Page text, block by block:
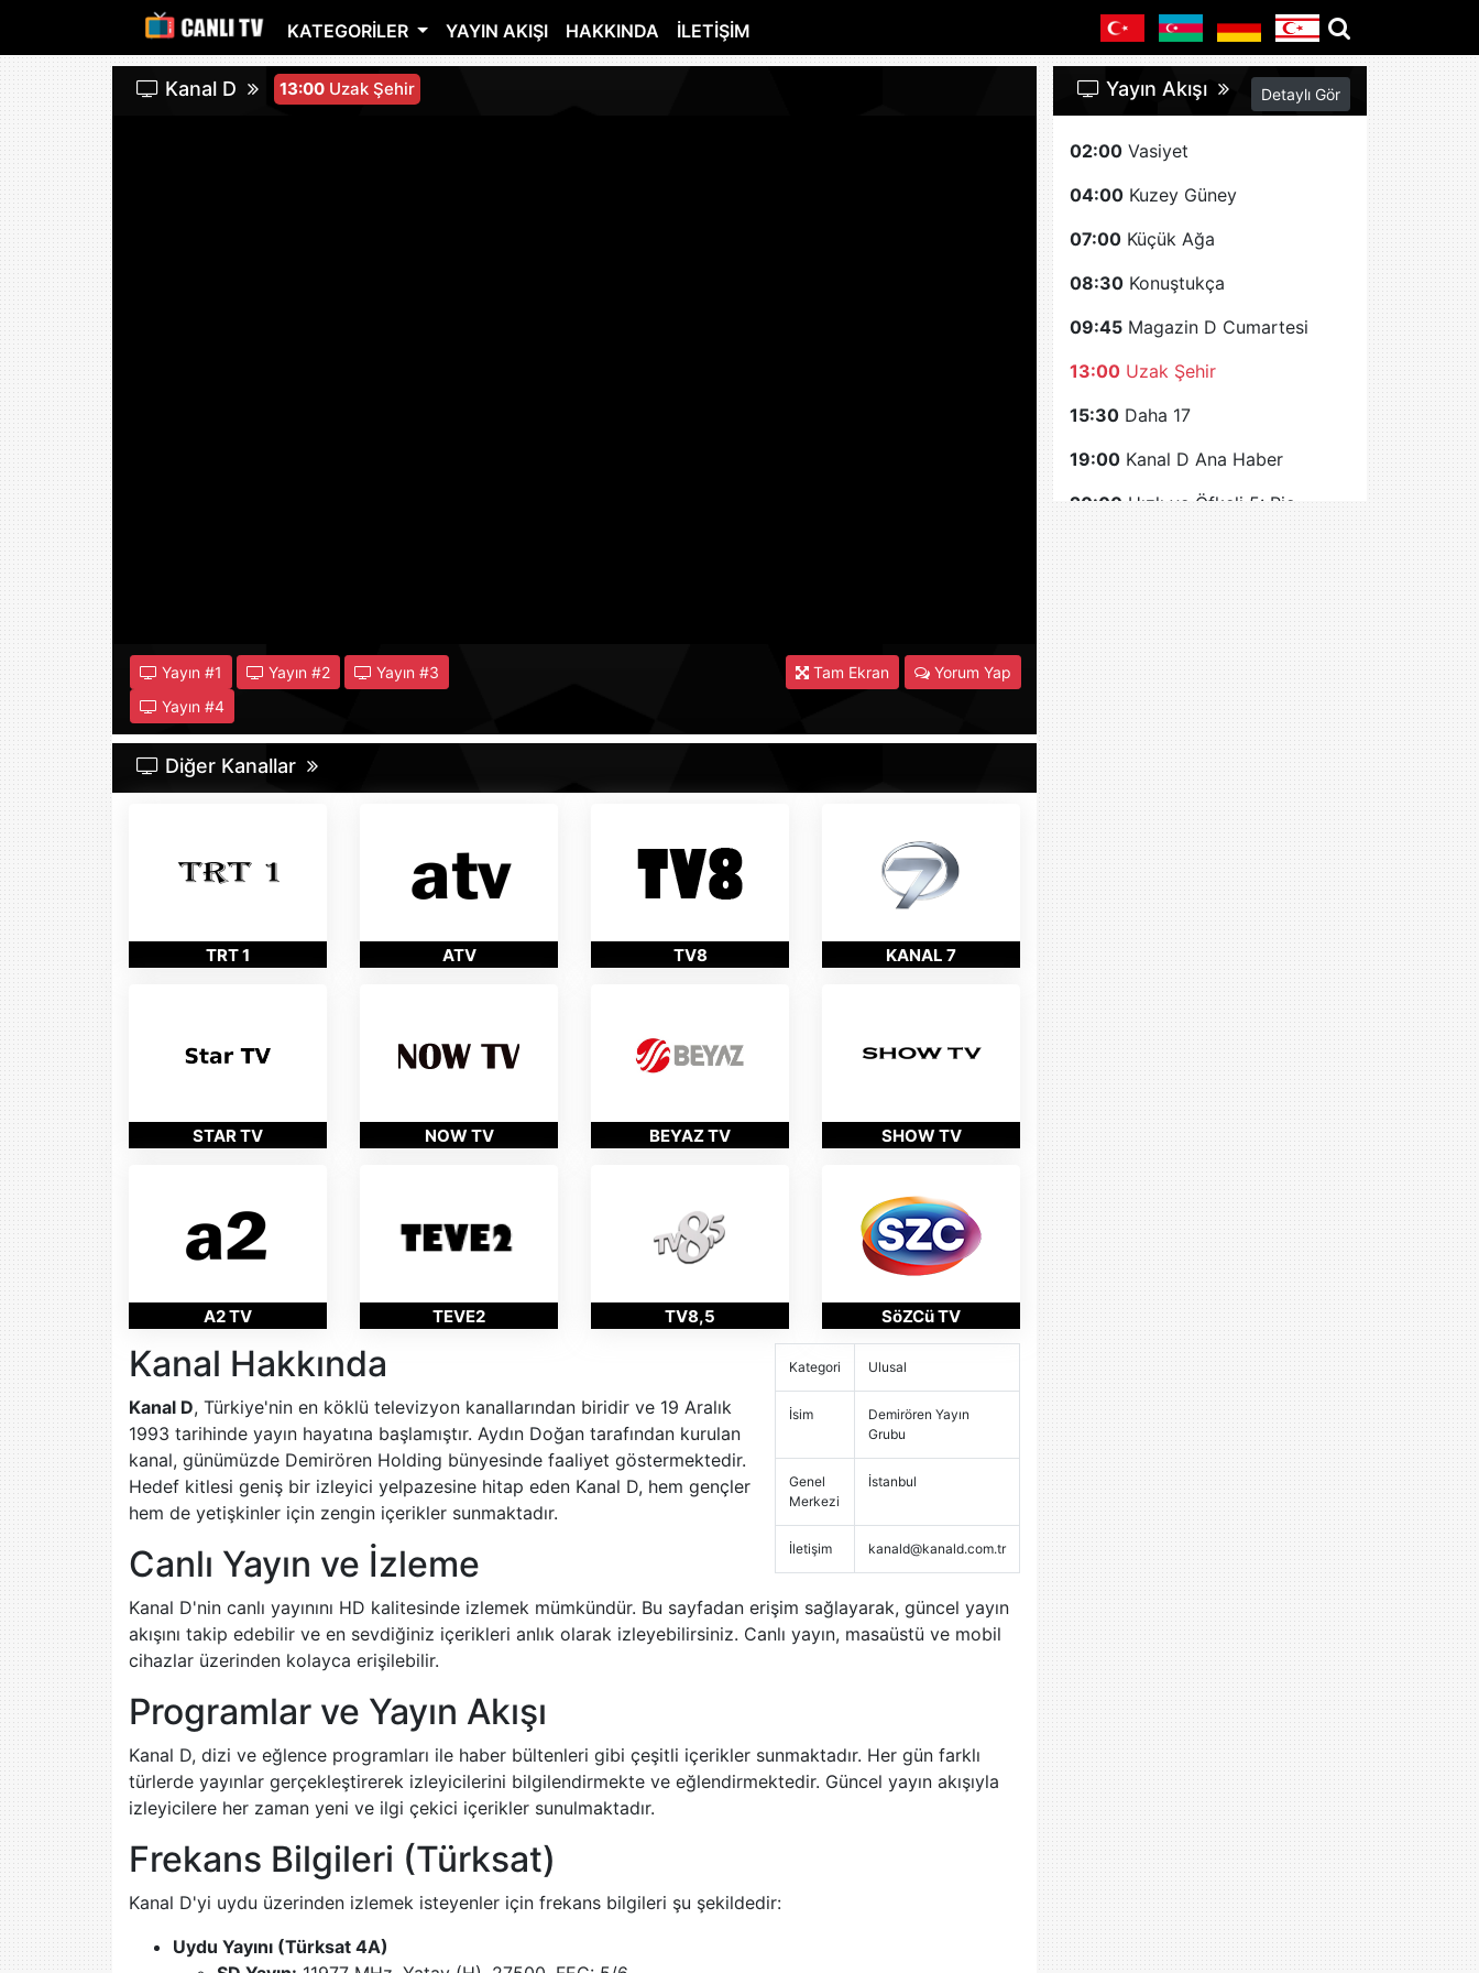
KATEGORILER YAYIN AKIŞI HAKKINDA İLETIŞIM
Kanal D 13:00 Uzak Şehir
Yayın #1 Yayın #2 Yayın #3
Yayın #4
Tam Ekran Yorum Yap
Diğer Kanallar
TRT 1 ATV TV8 KANAL 7
STAR TV NOW TV BEYAZ TV SHOW TV
A2 TV TEVE2 TV8,5 SöZCü TV
Kategori Ulusal
İsim
Demirören Yayın
Grubu
Genel
Merkezi
İstanbul
İletişim kanald@kanald.com.tr
Kanal Hakkında
Kanal D, Türkiye'nin en köklü televizyon kanallarından biridir ve 19 Aralık
1993 tarihinde yayın hayatına başlamıştır. Aydın Doğan tarafından kurulan
kanal, günümüzde Demirören Holding bünyesinde faaliyet göstermektedir.
Hedef kitlesi geniş bir izleyici yelpazesine hitap eden Kanal D, hem gençler
hem de yetişkinler için zengin içerikler sunmaktadır.
Canlı Yayın ve İzleme
Kanal D'nin canlı yayınını HD kalitesinde izlemek mümkündür. Bu sayfadan erişim sağlayarak, güncel yayın
akışını takip edebilir ve en sevdiğiniz içerikleri anlık olarak izleyebilirsiniz. Canlı yayın, masaüstü ve mobil
cihazlar üzerinden kolayca erişilebilir.
Programlar ve Yayın Akışı
Kanal D, dizi ve eğlence programları ile haber bültenleri gibi çeşitli içerikler sunmaktadır. Her gün farklı
türlerde yayınlar gerçekleştirerek izleyicilerini bilgilendirmekte ve eğlendirmektedir. Güncel yayın akışıyla
izleyicilere her zaman yeni ve ilgi çekici içerikler sunulmaktadır.
Frekans Bilgileri (Türksat)
Kanal D'yi uydu üzerinden izlemek isteyenler için frekans bilgileri şu şekildedir:
Uydu Yayını (Türksat 4A)
Yayın Akışı Detaylı Gör
02:00 Vasiyet
04:00 Kuzey Güney
07:00 Küçük Ağa
08:30 Konuştukça
09:45 Magazin D Cumartesi
13:00 Uzak Şehir
15:30 Daha 17
19:00 Kanal D Ana Haber
20:00Hızlı ve Öfkeli 5: Rio
Soygunu
22:45Krater